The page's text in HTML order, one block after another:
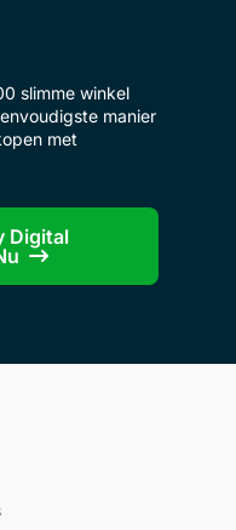
slimme winkel
manier
met
Digital